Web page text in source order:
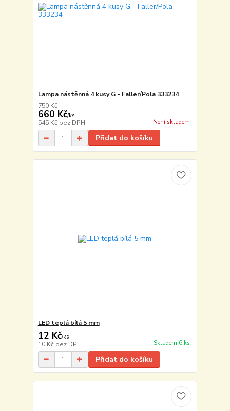
Lampa nástěnná 4 kusy G - Faller/Pola 333234
750 Kč
660 Kč/ks
545 Kč bez DPH Není skladem
Přidat do košíku
LED teplá bílá 5 mm
12 Kč/ks
10 Kč bez DPH Skladem 6 ks
Přidat do košíku